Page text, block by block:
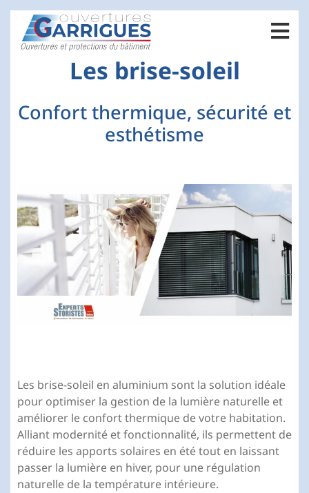
Les brise-soleil
Confort thermique, sécurité et
esthétisme
Les brise-soleil en aluminium sont la solution idéale
pour optimiser la gestion de la lumière naturelle et
améliorer le confort thermique de votre habitation.
Alliant modernité et fonctionnalité, ils permettent de
réduire les apports solaires en été tout en laissant
passer la lumière en hiver, pour une régulation
naturelle de la température intérieure.